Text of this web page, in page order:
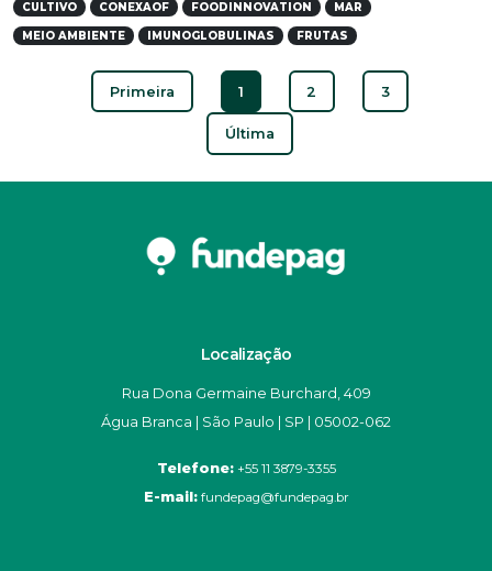
CULTIVO CONEXAOF FOODINNOVATION MAR
MEIO AMBIENTE IMUNOGLOBULINAS FRUTAS
Primeira 1 2 3
Última
Localização
Rua Dona Germaine Burchard, 409
Água Branca | São Paulo | SP | 05002-062
Telefone:+55 11 3879-3355
E-mail:fundepag@fundepag.br